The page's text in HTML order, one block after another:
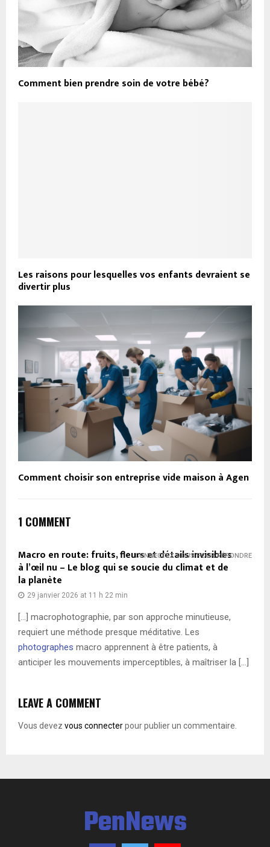
Comment bien prendre soin de votre bébé?
Les raisons pour lesquelles vos enfants devraient se
divertir plus
Comment choisir son entreprise vide maison à Agen
1 COMMENT
Macro en route: fruits, fleurs et détails invisibles
à l’œil nu – Le blog qui se soucie du climat et de
la planète
29 janvier 2026 at 11 h 22 min
[…] macrophotographie, par son approche minutieuse,
requiert une méthode presque méditative. Les
photographes macro apprennent à être patients, à
anticiper les mouvements imperceptibles, à maîtriser la […]
CONNECTEZ-VOUS POUR RÉPONDRE
LEAVE A COMMENT
Vous devez vous connecterpour publier un commentaire.
PenNews